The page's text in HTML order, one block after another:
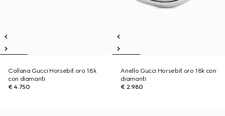
Collana Gucci Horsebit oro 18k
con diamanti
€ 4.750
Anello Gucci Horsebit oro 18k con
diamanti
€ 2.980